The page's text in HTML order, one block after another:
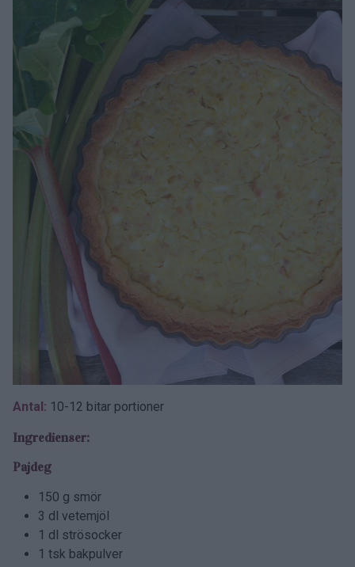
Antal: 10-12 bitar portioner
Ingredienser:
Pajdeg
150 g smör
3 dl vetemjöl
1 dl strösocker
1 tsk bakpulver